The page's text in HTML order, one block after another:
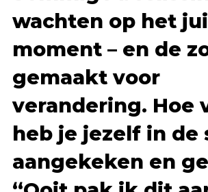
wachten op het
moment – en de
gemaakt voor
verandering. Hoe
heb je jezelf in de
aangekeken en